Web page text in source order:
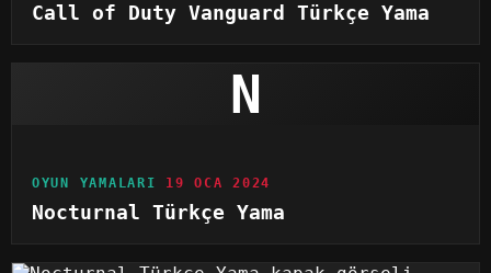
Call of Duty Vanguard Türkçe Yama
N
OYUN YAMALARI 19 OCA 2024
Nocturnal Türkçe Yama